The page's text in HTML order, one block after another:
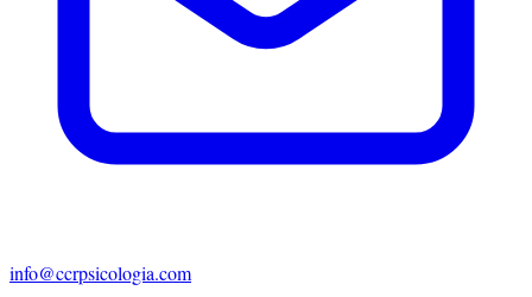
info@ccrpsicologia.com